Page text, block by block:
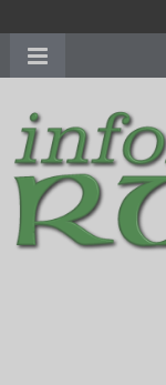
richardmillereplica
women.
dining room table
shop. best
services. 1: 1